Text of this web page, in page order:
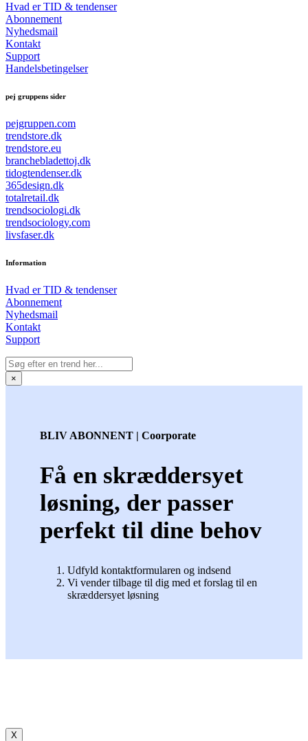
Hvad er TID & tendenser
Abonnement
Nyhedsmail
Kontakt
Support
Handelsbetingelser
pej gruppens sider
pejgruppen.com
trendstore.dk
trendstore.eu
branchebladettoj.dk
tidogtendenser.dk
365design.dk
totalretail.dk
trendsociologi.dk
trendsociology.com
livsfaser.dk
Information
Hvad er TID & tendenser
Abonnement
Nyhedsmail
Kontakt
Support
×
BLIV ABONNENT | Coorporate
Få en skræddersyet
løsning, der passer
perfekt til dine behov
Udfyld kontaktformularen og indsend
Vi vender tilbage til dig med et forslag til en
skræddersyet løsning
X